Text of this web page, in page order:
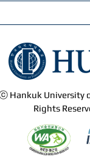
Hankuk University
Rights